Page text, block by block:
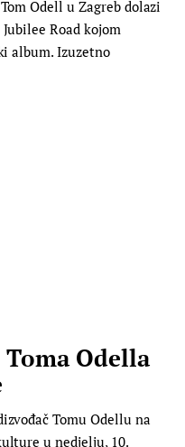
Odell u Zagreb dolazi
Road kojom
album. Izuzetno
Odella
Tomu Odellu na
u nedjelju, 10.